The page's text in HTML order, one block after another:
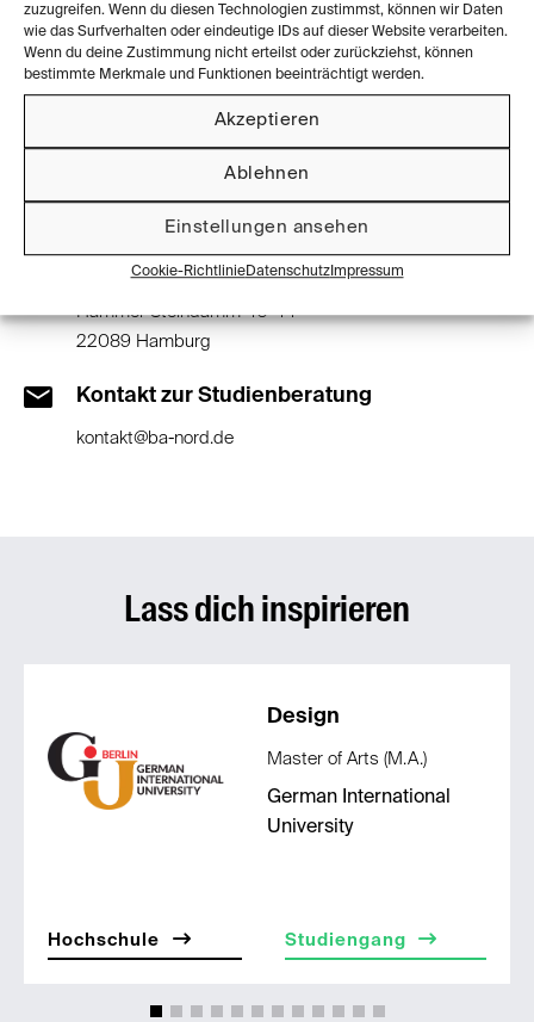
zuzugreifen. Wenn du diesen Technologien zustimmst, können wir Daten
wie das Surfverhalten oder eindeutige IDs auf dieser Website verarbeiten.
Wenn du deine Zustimmung nicht erteilst oder zurückziehst, können
bestimmte Merkmale und Funktionen beeinträchtigt werden.
Akzeptieren
Ablehnen
Einstellungen ansehen
Cookie-RichtlinieDatenschutzImpressum
Private Hochschule
1 Studiengang
Kontaktinformationen
Standort der Universität
Hammer Steindamm 40-44
22089 Hamburg
Kontakt zur Studienberatung
kontakt@ba-nord.de
Lass dich inspirieren
Design
Master of Arts (M.A.)
German International
University
Hochschule Studiengang